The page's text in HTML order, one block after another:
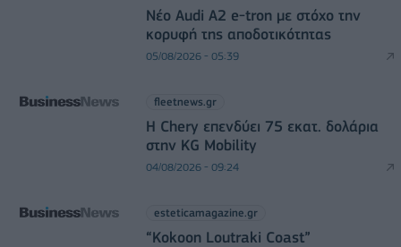
Νέο Audi A2 e-tron με στόχο την
κορυφή της αποδοτικότητας
05/08/2026 - 05:39
fleetnews.gr
Η Chery επενδύει 75 εκατ. δολάρια
στην KG Mobility
04/08/2026 - 09:24
esteticamagazine.gr
“Kokoon Loutraki Coast”